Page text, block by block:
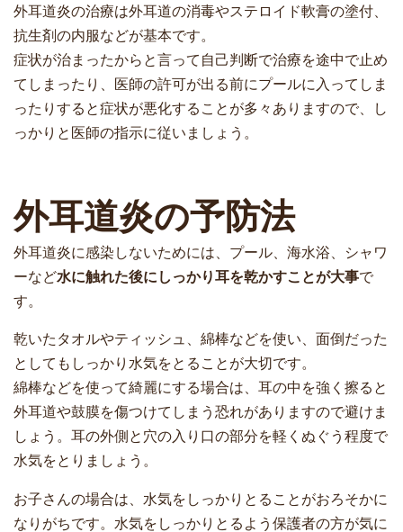
外耳道炎の治療は外耳道の消毒やステロイド軟膏の塗付、
抗生剤の内服などが基本です。
症状が治まったからと言って自己判断で治療を途中で止め
てしまったり、医師の許可が出る前にプールに入ってしま
ったりすると症状が悪化することが多々ありますので、し
っかりと医師の指示に従いましょう。
外耳道炎の予防法
外耳道炎に感染しないためには、プール、海水浴、シャワ
ーなど水に触れた後にしっかり耳を乾かすことが大事で
す。
乾いたタオルやティッシュ、綿棒などを使い、面倒だった
としてもしっかり水気をとることが大切です。
綿棒などを使って綺麗にする場合は、耳の中を強く擦ると
外耳道や鼓膜を傷つけてしまう恐れがありますので避けま
しょう。耳の外側と穴の入り口の部分を軽くぬぐう程度で
水気をとりましょう。
お子さんの場合は、水気をしっかりとることがおろそかに
なりがちです。水気をしっかりとるよう保護者の方が気に